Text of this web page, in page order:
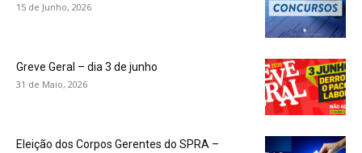
15 de Junho, 2026
Greve Geral – dia 3 de junho
31 de Maio, 2026
Eleição dos Corpos Gerentes do SPRA –